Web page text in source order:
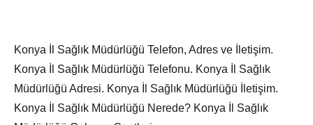
Konya İl Sağlık Müdürlüğü Telefon, Adres ve İletişim.
Konya İl Sağlık Müdürlüğü Telefonu. Konya İl Sağlık
Müdürlüğü Adresi. Konya İl Sağlık Müdürlüğü İletişim.
Konya İl Sağlık Müdürlüğü Nerede? Konya İl Sağlık